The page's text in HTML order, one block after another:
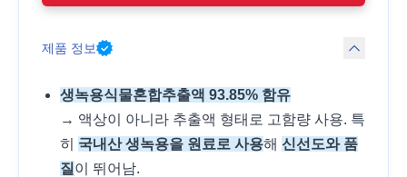
제품 정보
생녹용식물혼합추출액 93.85% 함유
→ 액상이 아니라 추출액 형태로 고함량 사용. 특
히 국내산 생녹용을 원료로 사용해 신선도와 품
질 이 뛰어남.